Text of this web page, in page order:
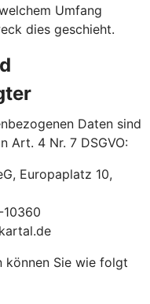
Umfang
dies geschieht.
Daten sind
Art. 4 Nr. 7 DSGVO:
Europaplatz 10,
10360
können Sie wie folgt